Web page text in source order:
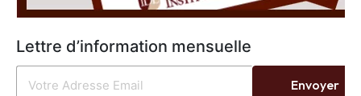
Lettre d’information mensuelle
Envoyer